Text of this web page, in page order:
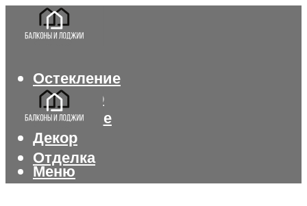
Остекление
Интерьер
Утепление
Декор
Отделка
Меню